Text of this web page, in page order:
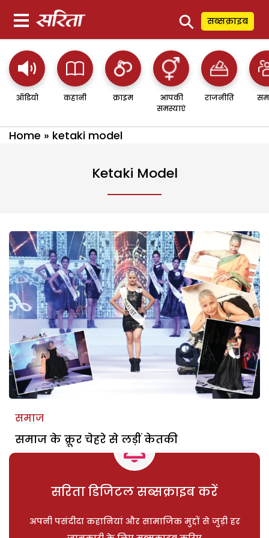
⚲ सब्सक्राइब
ऑडियो कहानी क्राइम
आपकी
समस्याएं
राजनीति
Home » ketaki model
Ketaki Model
समाज
समाज के क्रूर चेहरे से लड़ीं केतकी
सरिता डिजिटल सब्सक्राइब करें
अपनी पसंदीदा कहानियां और सामाजिक मुद्दों से जुड़ी हर